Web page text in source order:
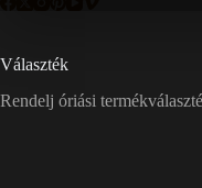
Választék
Rendelj óriási